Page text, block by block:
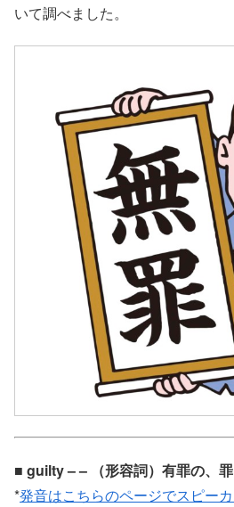
いて調べました。
■ guilty – – （形容詞）有罪の、
*発音はこちらのページでスピー